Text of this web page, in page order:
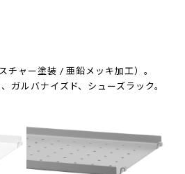
チャー塗装 / 亜鉛メッキ加工）。
ガルバナイズド、シューズラック。